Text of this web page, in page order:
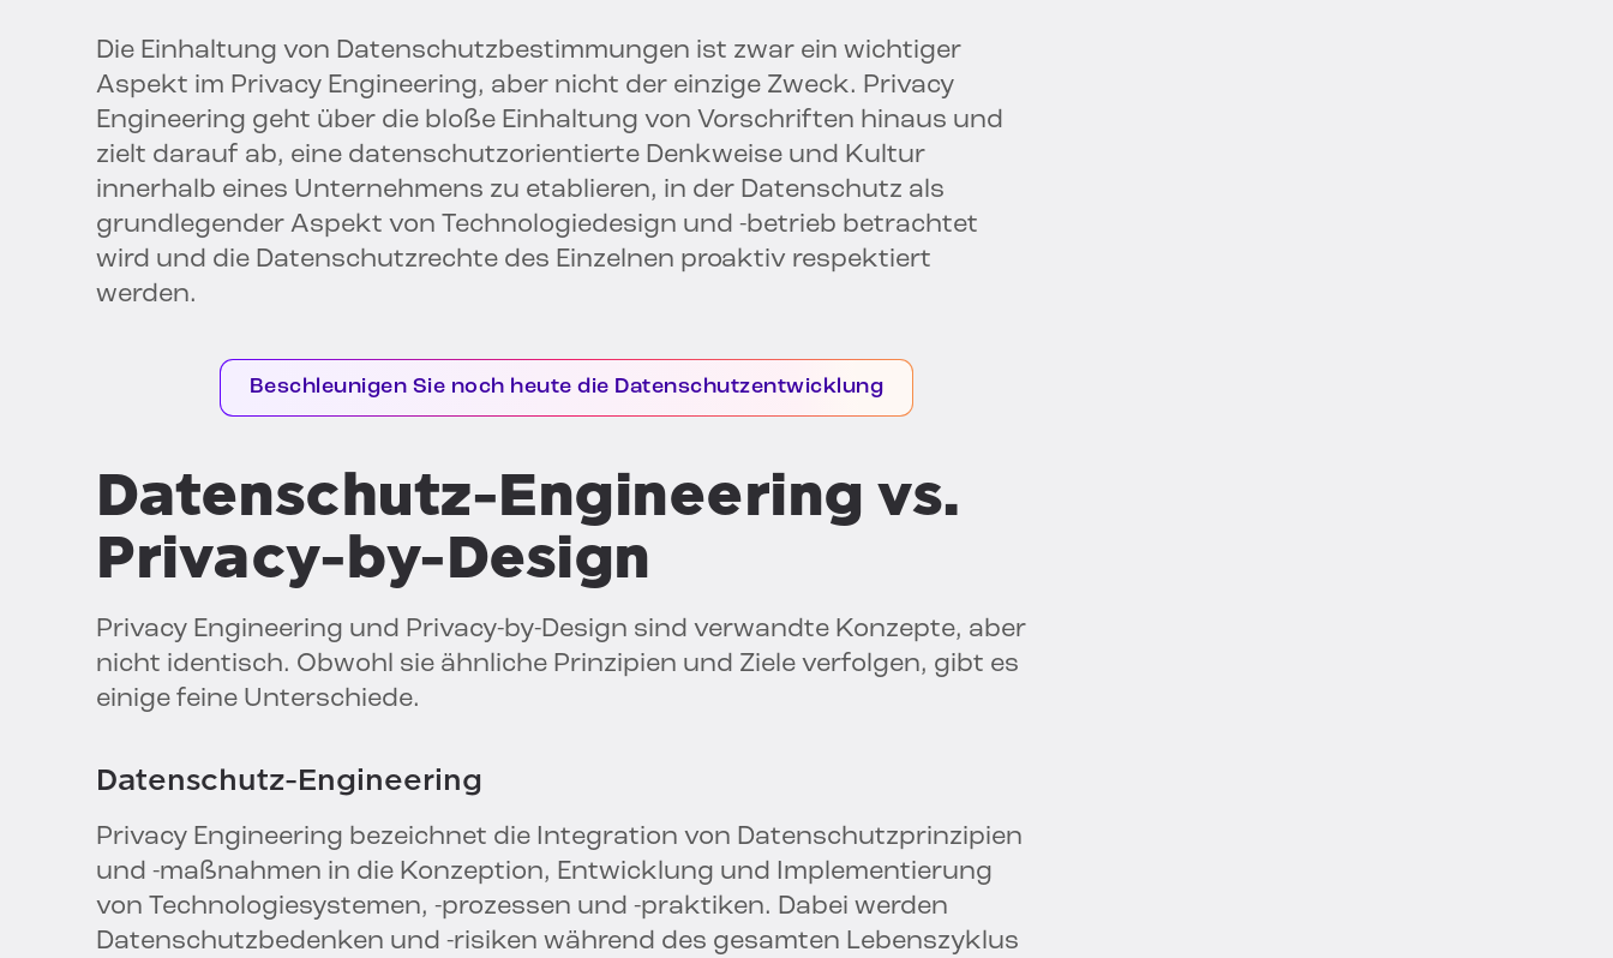
Die Einhaltung von Datenschutzbestimmungen ist zwar ein wichtiger
Aspekt im Privacy Engineering, aber nicht der einzige Zweck. Privacy
Engineering geht über die bloße Einhaltung von Vorschriften hinaus und
zielt darauf ab, eine datenschutzorientierte Denkweise und Kultur
innerhalb eines Unternehmens zu etablieren, in der Datenschutz als
grundlegender Aspekt von Technologiedesign und -betrieb betrachtet
wird und die Datenschutzrechte des Einzelnen proaktiv respektiert
werden.
Beschleunigen Sie noch heute die Datenschutzentwicklung
Datenschutz-Engineering vs.
Privacy-by-Design
Privacy Engineering und Privacy-by-Design sind verwandte Konzepte, aber
nicht identisch. Obwohl sie ähnliche Prinzipien und Ziele verfolgen, gibt es
einige feine Unterschiede.
Datenschutz-Engineering
Privacy Engineering bezeichnet die Integration von Datenschutzprinzipien
und -maßnahmen in die Konzeption, Entwicklung und Implementierung
von Technologiesystemen, -prozessen und -praktiken. Dabei werden
Datenschutzbedenken und -risiken während des gesamten Lebenszyklus